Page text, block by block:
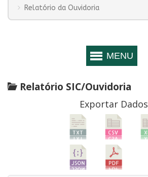
Relatório da Ouvidoria
Relatório SIC/Ouvidoria
Exportar Dados